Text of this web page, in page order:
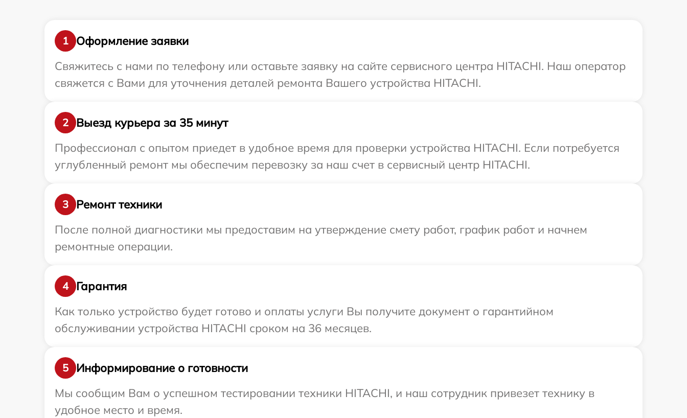
1
Оформление заявки
Свяжитесь с нами по телефону или оставьте заявку на сайте сервисного центра HITACHI. Наш оператор
свяжется с Вами для уточнения деталей ремонта Вашего устройства HITACHI.
2
Выезд курьера за 35 минут
Профессионал с опытом приедет в удобное время для проверки устройства HITACHI. Если потребуется
углубленный ремонт мы обеспечим перевозку за наш счет в сервисный центр HITACHI.
3
Ремонт техники
После полной диагностики мы предоставим на утверждение смету работ, график работ и начнем
ремонтные операции.
4
Гарантия
Как только устройство будет готово и оплаты услуги Вы получите документ о гарантийном
обслуживании устройства HITACHI сроком на 36 месяцев.
5
Информирование о готовности
Мы сообщим Вам о успешном тестировании техники HITACHI, и наш сотрудник привезет технику в
удобное место и время.